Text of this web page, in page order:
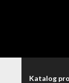
Katalog